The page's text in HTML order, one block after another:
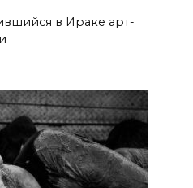
в Ираке арт-